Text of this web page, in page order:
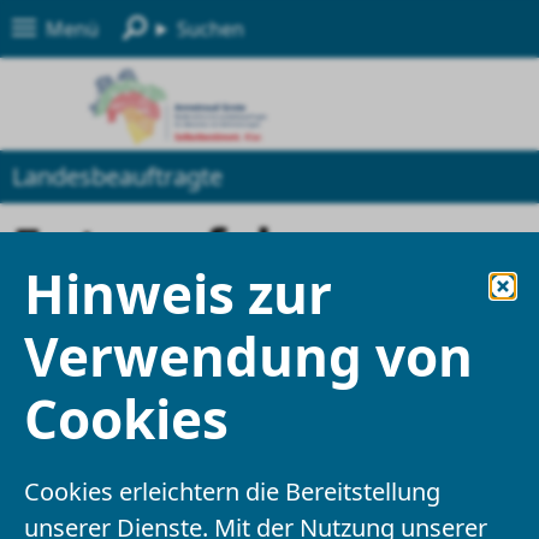
Menü Suchen
Hinweis zur
Verwendung von
Cookies
Cookies erleichtern die Bereitstellung
unserer Dienste. Mit der Nutzung unserer
Landesbeauftragte
Entwurf der
Niedersächsischen
Verordnung zur
Schaffung
barrierefreier